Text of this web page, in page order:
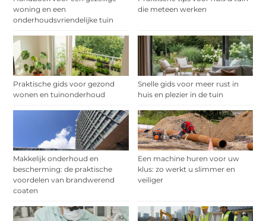
woning en een
onderhoudsvriendelijke tuin
die meteen werken
Praktische gids voor gezond
wonen en tuinonderhoud
Snelle gids voor meer rust in
huis en plezier in de tuin
Makkelijk onderhoud en
bescherming: de praktische
voordelen van brandwerend
coaten
Een machine huren voor uw
klus: zo werkt u slimmer en
veiliger